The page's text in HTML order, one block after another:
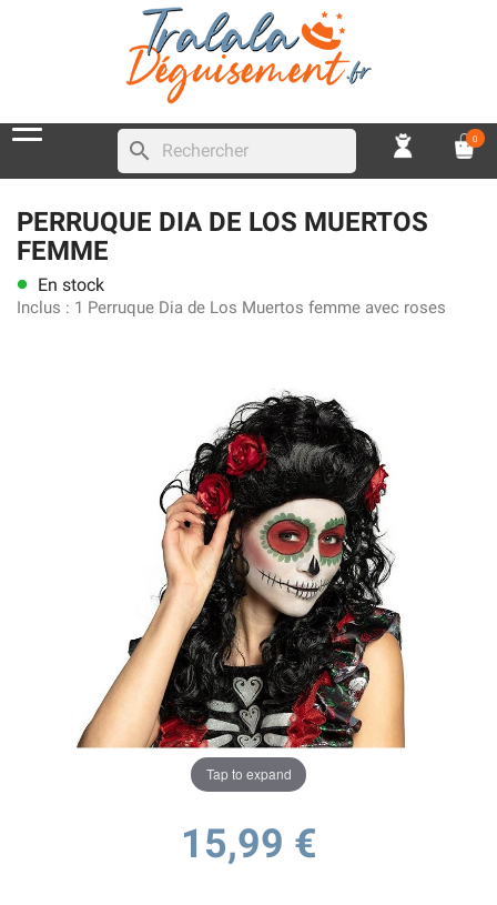
search 0
PERRUQUE DIA DE LOS MUERTOS
FEMME
lens En stock
Inclus : 1 Perruque Dia de Los Muertos femme avec roses
Tap to expand
15,99 €